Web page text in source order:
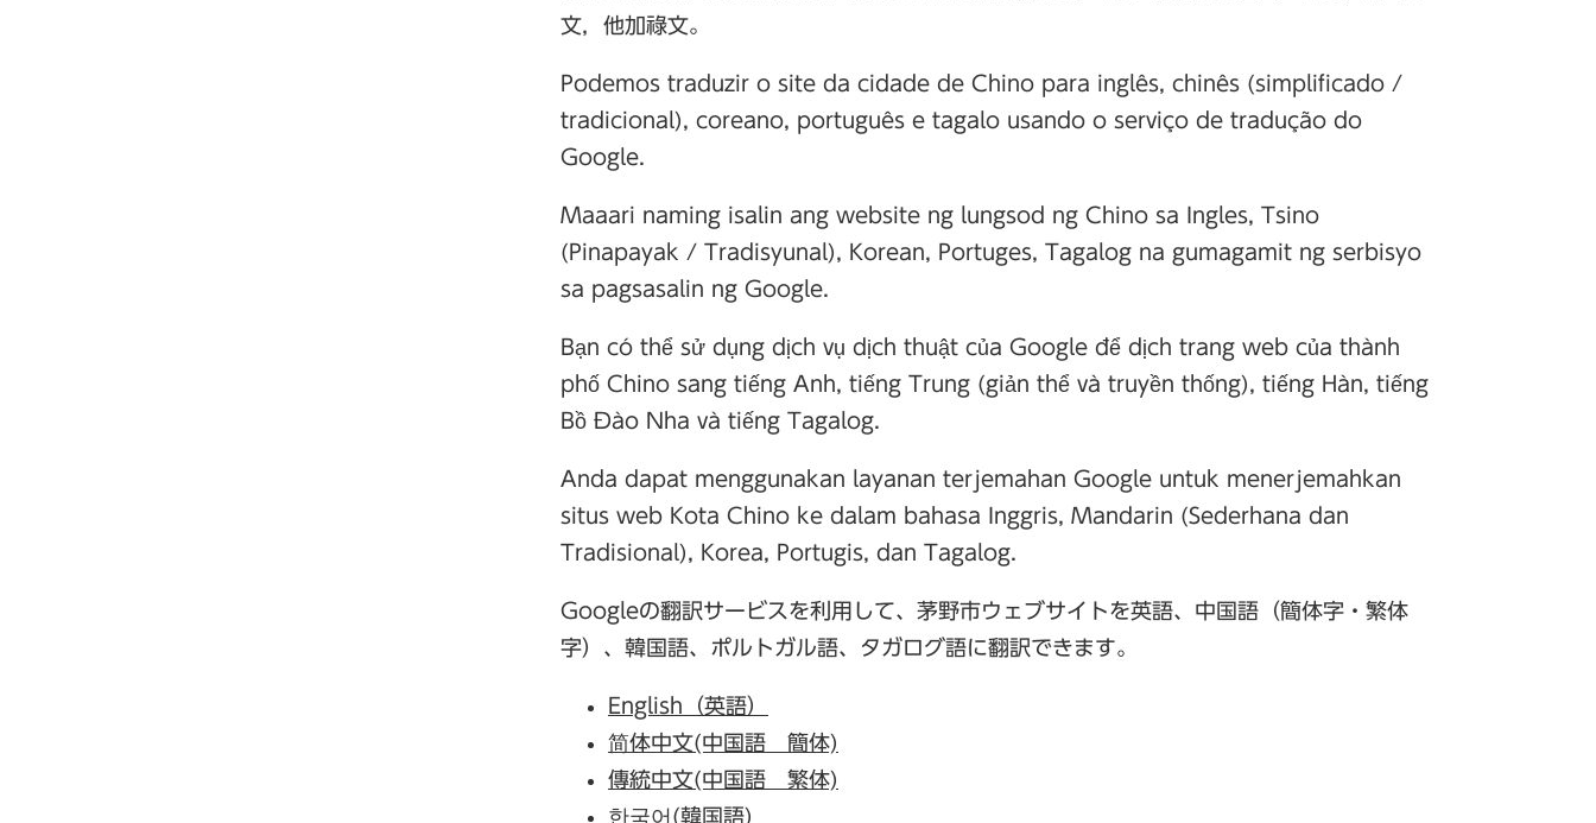
文，他加祿文。
Podemos traduzir o site da cidade de Chino para inglês, chinês (simplificado /
tradicional), coreano, português e tagalo usando o serviço de tradução do
Google.
Maaari naming isalin ang website ng lungsod ng Chino sa Ingles, Tsino
(Pinapayak / Tradisyunal), Korean, Portuges, Tagalog na gumagamit ng serbisyo
sa pagsasalin ng Google.
Bạn có thể sử dụng dịch vụ dịch thuật của Google để dịch trang web của thành
phố Chino sang tiếng Anh, tiếng Trung (giản thể và truyền thống), tiếng Hàn, tiếng
Bồ Đào Nha và tiếng Tagalog.
Anda dapat menggunakan layanan terjemahan Google untuk menerjemahkan
situs web Kota Chino ke dalam bahasa Inggris, Mandarin (Sederhana dan
Tradisional), Korea, Portugis, dan Tagalog.
Googleの翻訳サービスを利用して、茅野市ウェブサイトを英語、中国語（簡体字・繁体
字）、韓国語、ポルトガル語、タガログ語に翻訳できます。
English（英語）
简体中文(中国語 簡体)
傳統中文(中国語 繁体)
한국어(韓国語)